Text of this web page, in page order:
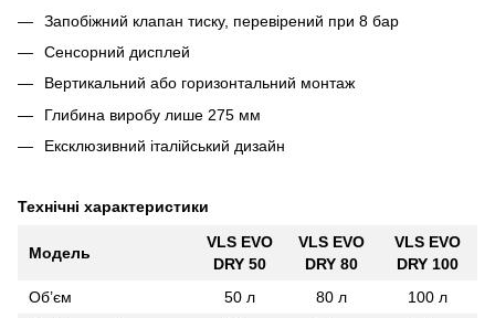
Запобіжний клапан тиску, перевірений при 8 бар
Сенсорний дисплей
Вертикальний або горизонтальний монтаж
Глибина виробу лише 275 мм
Ексклюзивний італійський дизайн
Технічні характеристики
Модель
VLS EVO
DRY 50
VLS EVO
DRY 80
VLS EVO
DRY 100
Об’єм
50 л 80 л
100 л